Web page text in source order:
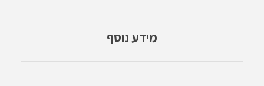
מידע נוסף